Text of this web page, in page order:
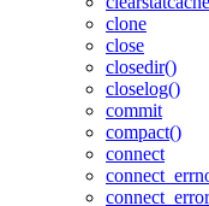
clone
close
closedir()
closelog()
commit
compact()
connect
connect_error